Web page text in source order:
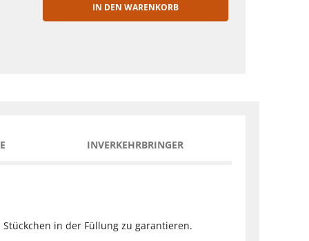
IN DEN WARENKORB
INVERKEHRBRINGER
in der Füllung zu garantieren.